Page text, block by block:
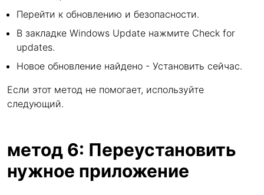
Перейти к обновлению и безопасности.
В закладке Windows Update нажмите Check for
updates.
Новое обновление найдено - Установить сейчас.
Если этот метод не помогает, используйте
следующий.
метод 6: Переустановить
нужное приложение